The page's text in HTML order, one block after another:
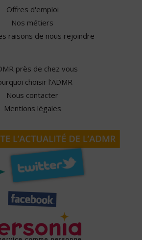
Offres d'emploi
Nos métiers
raisons de nous rejoindre
près de chez vous
choisir l'ADMR
Nous contacter
Mentions légales